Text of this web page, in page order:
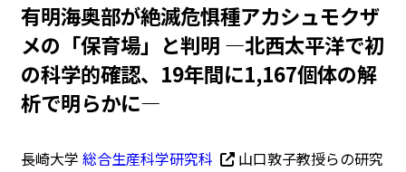
有明海奥部が絶滅危惧種アカシュモクザ
メの「保育場」と判明 —北西太平洋で初
の科学的確認、19年間に1,167個体の解
析で明らかに—
長崎大学 総合生産科学研究科
山口敦子教授らの研究